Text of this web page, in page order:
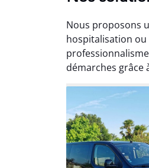
Nous proposons
hospitalisation ou
démarches grâce